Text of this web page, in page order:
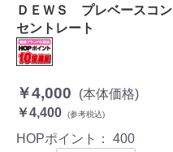
ＤＥＷＳ プレベースコン
セントレート
￥4,000
(本体価格)
￥4,400
(参考税込)
HOPポイント： 400